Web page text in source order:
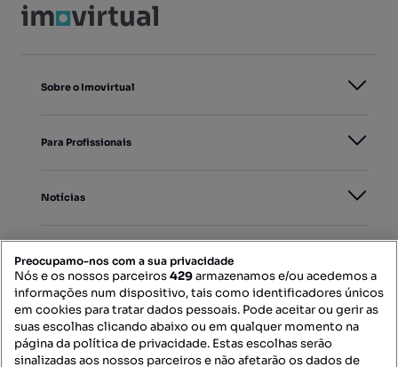
Sobre o Imovirtual
Para Profissionais
Notícias
Mapa do Site
Contacte-nos
Preocupamo-nos com a sua privacidade
Nós e os nossos parceiros429armazenamos e/ou acedemos a
informações num dispositivo, tais como identificadores únicos
em cookies para tratar dados pessoais. Pode aceitar ou gerir as
suas escolhas clicando abaixo ou em qualquer momento na
página da política de privacidade. Estas escolhas serão
sinalizadas aos nossos parceiros e não afetarão os dados de